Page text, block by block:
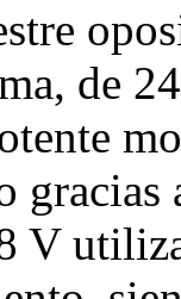
de
gracias
V